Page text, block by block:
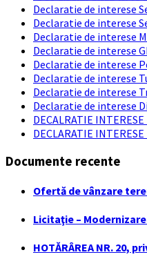
Declaratie de interese
Declaratie de interese
Declaratie de interese
Declaratie de interese
Declaratie de interese
Declaratie de interese
Declaratie de interese
Declaratie de interese
DECALRATIE
DECLARATIE
Documente recente
Ofertă de vânzare
Licitaţie –
HOTĂRÂREA NR.